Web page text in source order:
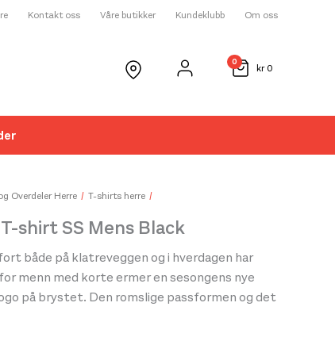
Kontakt oss Våre butikker Kundeklubb Om oss
kr0
0
Overdeler Herre T-shirts herre
shirt SS Mens Black
både på klatreveggen og i hverdagen har
menn med korte ermer en sesongens nye
på brystet. Den romslige passformen og det
og hverdagsbruk setter vi pris på